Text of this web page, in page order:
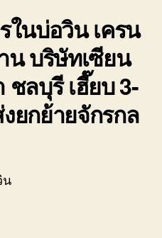
ศรีร
ในบ่อวิน เครน
น บริษัทเซียน
ลบุรี เฮี๊ยบ 3-
ยกย้ายจักรกล
น